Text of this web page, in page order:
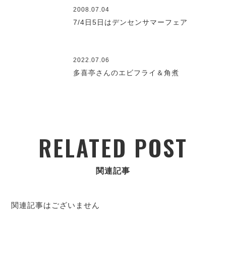
2008.07.04
7/4日5日はデンセンサマーフェア
2022.07.06
多喜亭さんのエビフライ＆角煮
RELATED POST
関連記事
関連記事はございません